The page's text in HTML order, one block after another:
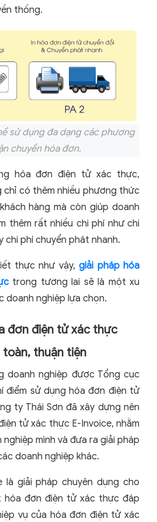
thống.
sử dụng đa dạng các phương
chuyển hóa đơn.
hóa đơn điện tử xác thực,
chỉ có thêm nhiều phương thức
hàng mà còn giúp doanh
thêm rất nhiều chi phí như chi
chi phí chuyển phát nhanh.
thực như vậy,giải pháp hóa
trong tương lai sẽ là một xu
doanh nghiệp lựa chọn.
đơn điện tử xác thực
toàn, thuận tiện
doanh nghiệp được Tổng cục
điểm sử dụng hóa đơn điện tử
ty Thái Sơn đã xây dựng nên
tử xác thực E-Invoice, nhằm
mình và đưa ra giải pháp
doanh nghiệp khác.
là giải pháp chuyên dụng cho
hóa đơn điện tử xác thực đáp
vụ của hóa đơn điện tử xác